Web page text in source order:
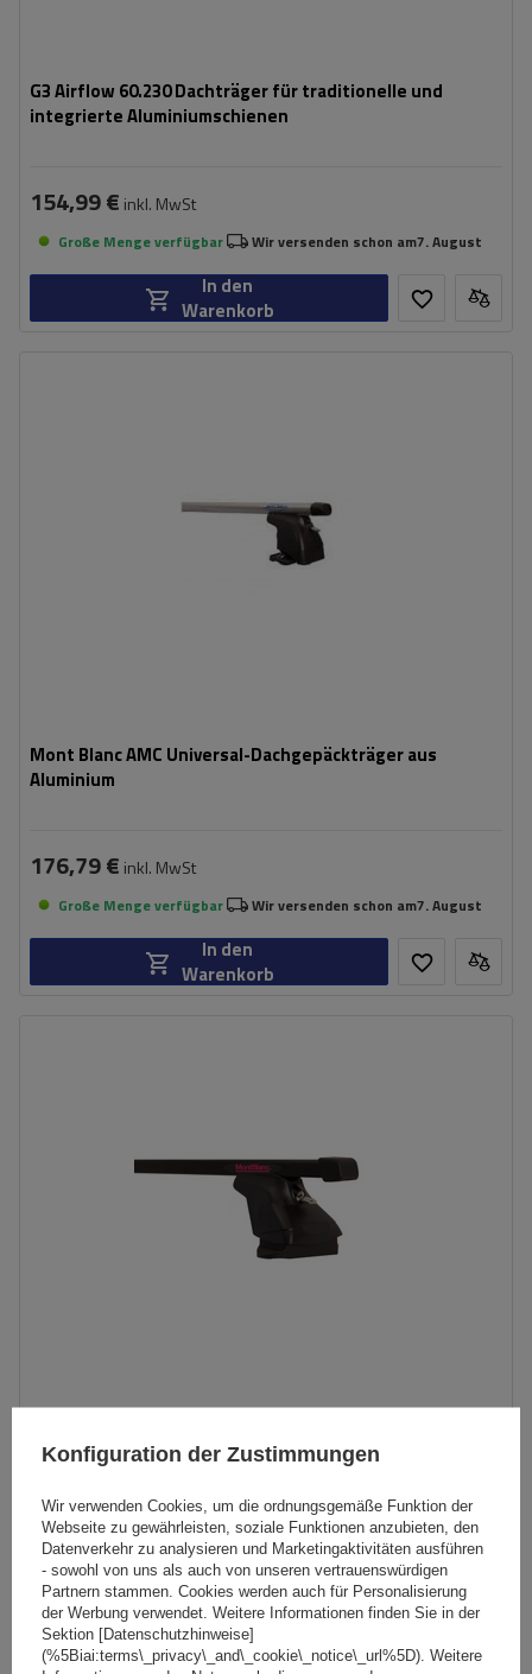
G3 Airflow 60.230 Dachträger für traditionelle und
integrierte Aluminiumschienen
154,99 € inkl. MwSt
Große Menge verfügbar Wir versenden schon am7. August
In den
Warenkorb
Mont Blanc AMC Universal-Dachgepäckträger aus
Aluminium
176,79 € inkl. MwSt
Große Menge verfügbar Wir versenden schon am7. August
In den
Warenkorb
132,59 €inkl. MwSt
Große Menge verfügbar Wir versenden schon am 7. August
In den
Warenkorb
Konfiguration der Zustimmungen
Wir verwenden Cookies, um die ordnungsgemäße Funktion der
Webseite zu gewährleisten, soziale Funktionen anzubieten, den
Datenverkehr zu analysieren und Marketingaktivitäten ausführen
- sowohl von uns als auch von unseren vertrauenswürdigen
Partnern stammen. Cookies werden auch für Personalisierung
der Werbung verwendet. Weitere Informationen finden Sie in der
Sektion [Datenschutzhinweise]
(%5Biai:terms\_privacy\_and\_cookie\_notice\_url%5D). Weitere